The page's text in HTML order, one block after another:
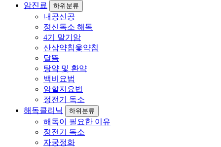
암진료
하위분류
내공신공
정신독소 해독
4기 말기암
산삼약침옻약침
달뜸
탕약 및 환약
백비요법
암할지요법
정전기 독소
해독클리닉
하위분류
해독이 필요한 이유
정전기 독소
자궁정화